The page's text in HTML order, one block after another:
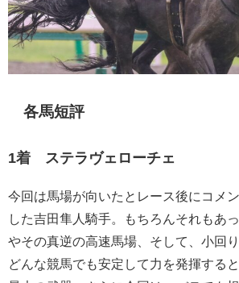
各馬短評
1着 ステラヴェローチェ
今回は馬場が向いたとレース後にコメ
した吉田隼人騎手。もちろんそれもあ
やその真逆の高速馬場、そして、小回
どんな競馬でも安定して力を発揮する